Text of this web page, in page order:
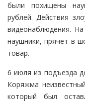
были похищены
рублей. Действия
видеонаблюдения.
наушники, прячет в
товар.
6 июля из подъезда
Коряжма
который был